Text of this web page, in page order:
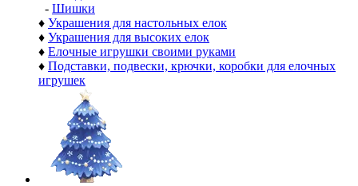
- Шишки
♦ Украшения для настольных елок
♦ Украшения для высоких елок
♦ Елочные игрушки своими руками
♦ Подставки, подвески, крючки, коробки для елочных
игрушек